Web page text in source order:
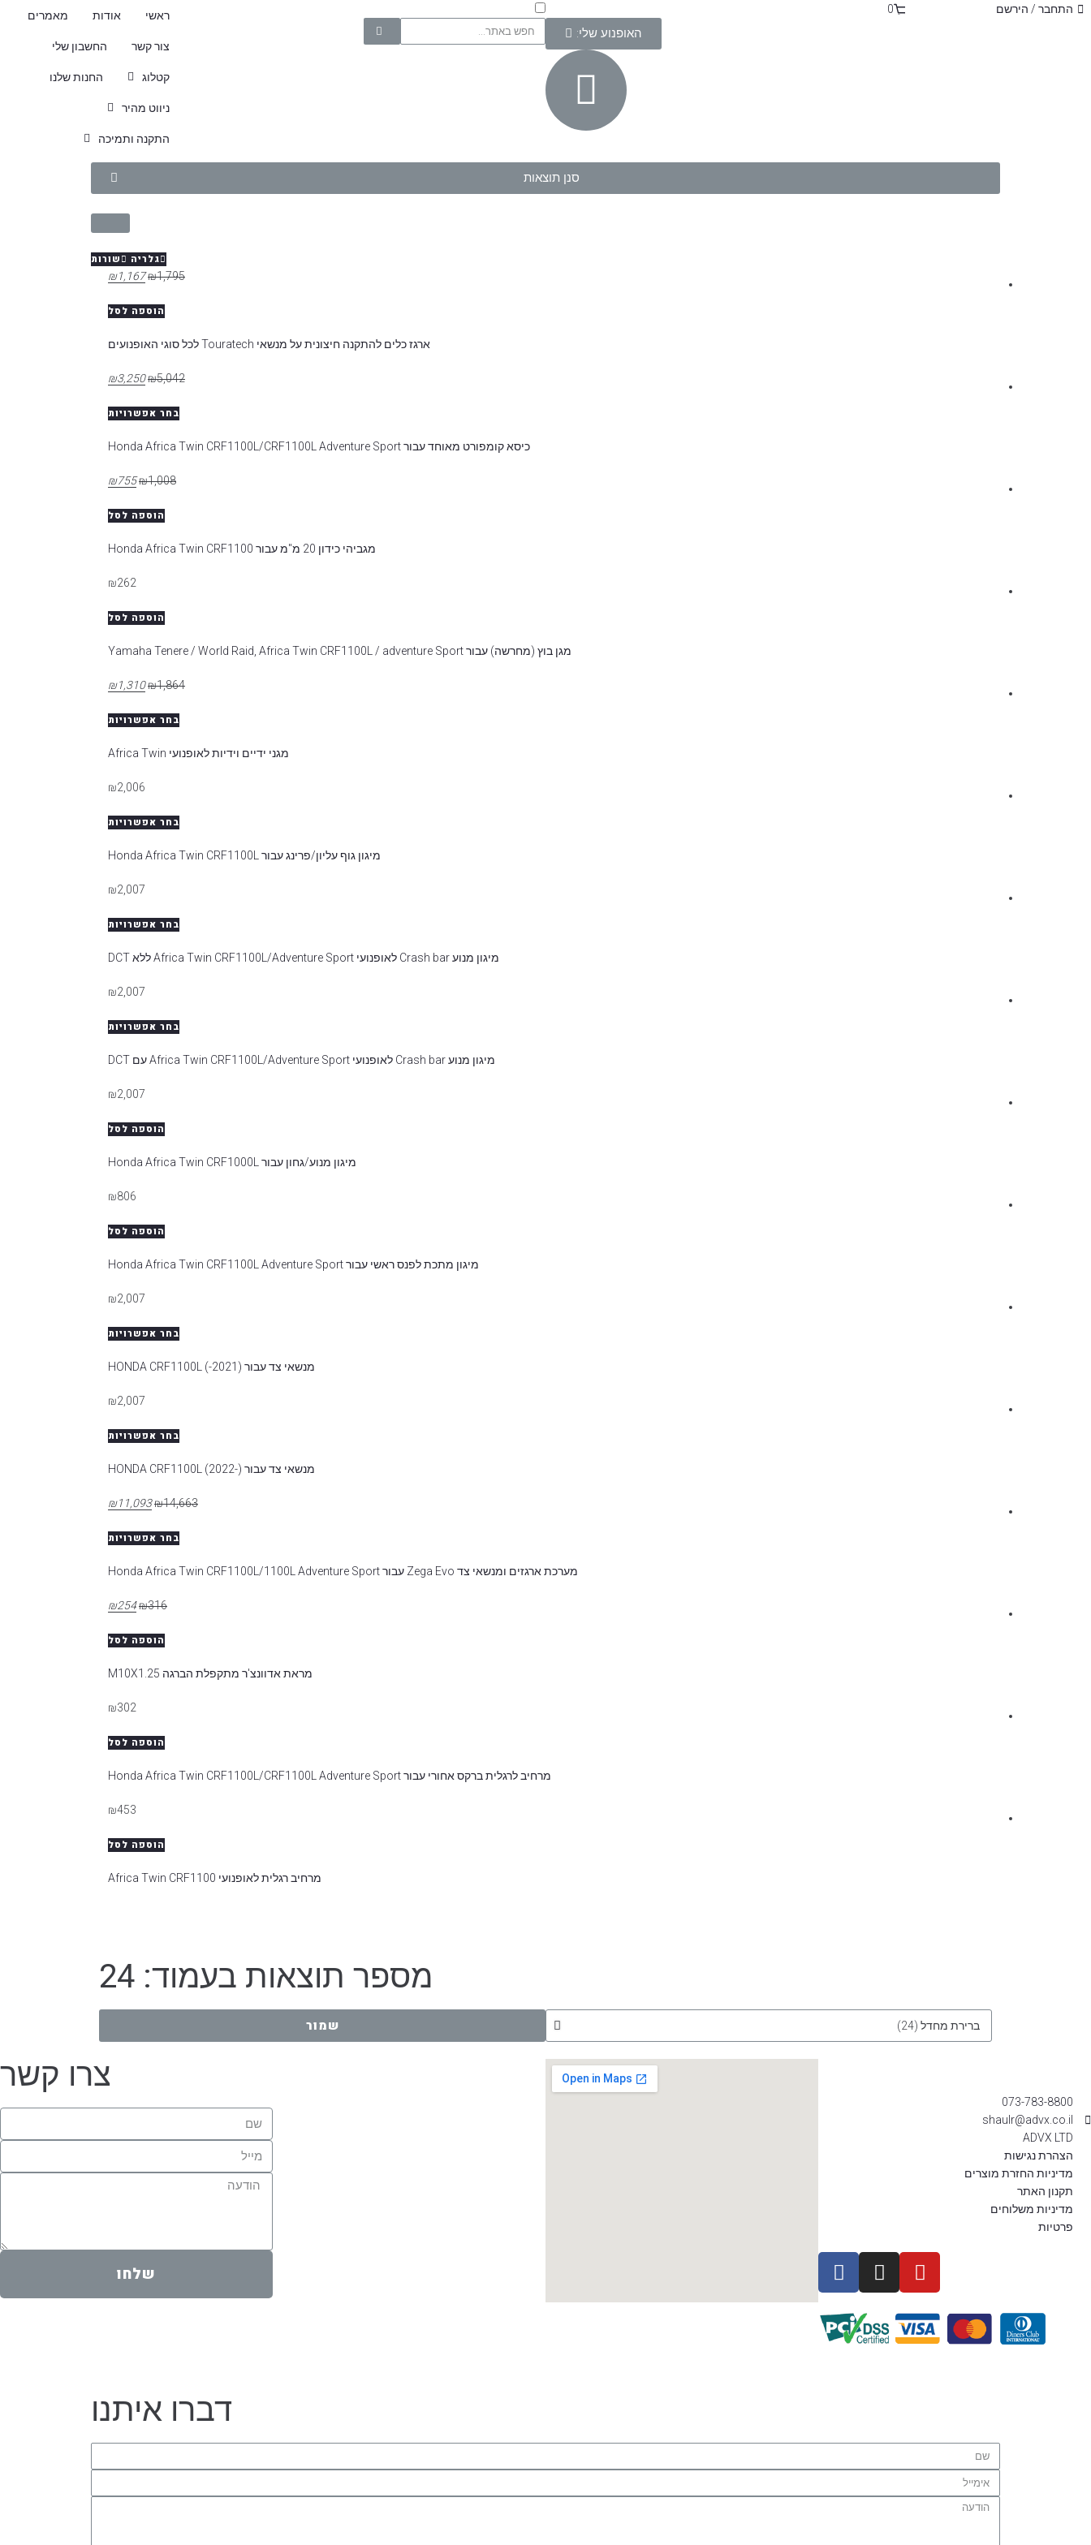
התחבר / הירשם 0
האופנוע שלי:
ראשי אודות מאמרים
צור קשר החשבון שלי
קטלוג החנות שלנו
ניווט מהיר
התקנה ותמיכה
סנן תוצאות
גלריה שורות
הוספה לסל
ארגז כלים להתקנה חיצונית על מנשאי Touratech לכל סוגי האופנועים
₪1,795
₪1,167
בחר אפשרויות
כיסא קומפורט מאוחד עבור Honda Africa Twin CRF1100L/CRF1100L Adventure Sport
₪5,042
₪3,250
הוספה לסל
מגביהי כידון 20 מ"מ עבור Honda Africa Twin CRF1100
₪1,008
₪755
הוספה לסל
מגן בוץ (מחרשה) עבור Yamaha Tenere / World Raid, Africa Twin CRF1100L / adventure Sport
₪262
בחר אפשרויות
מגני ידיים וידיות לאופנועי Africa Twin
₪1,864
₪1,310
בחר אפשרויות
מיגון גוף עליון/פרינג עבור Honda Africa Twin CRF1100L
₪2,006
בחר אפשרויות
מיגון מנוע Crash bar לאופנועי Africa Twin CRF1100L/Adventure Sport ללא DCT
₪2,007
בחר אפשרויות
מיגון מנוע Crash bar לאופנועי Africa Twin CRF1100L/Adventure Sport עם DCT
₪2,007
הוספה לסל
מיגון מנוע/גחון עבור Honda Africa Twin CRF1000L
₪2,007
הוספה לסל
מיגון מתכת לפנס ראשי עבור Honda Africa Twin CRF1100L Adventure Sport
₪806
בחר אפשרויות
מנשאי צד עבור HONDA CRF1100L (-2021)
₪2,007
בחר אפשרויות
מנשאי צד עבור HONDA CRF1100L (2022-)
₪2,007
בחר אפשרויות
מערכת ארגזים ומנשאי צד Zega Evo עבור Honda Africa Twin CRF1100L/1100L Adventure Sport
₪14,663
₪11,093
הוספה לסל
מראת אדוונצ'ר מתקפלת הברגה M10X1.25
₪316
₪254
הוספה לסל
מרחיב לרגלית ברקס אחורי עבור Honda Africa Twin CRF1100L/CRF1100L Adventure Sport
₪302
הוספה לסל
מרחיב רגלית לאופנועי Africa Twin CRF1100
₪453
מספר תוצאות בעמוד: 24
שמור
073-783-8800
shaulr@advx.co.il
ADVX LTD
הצהרת נגישות
מדיניות החזרת מוצרים
תקנון האתר
מדיניות משלוחים
פרטיות
צרו קשר
שלחו
דברו איתנו